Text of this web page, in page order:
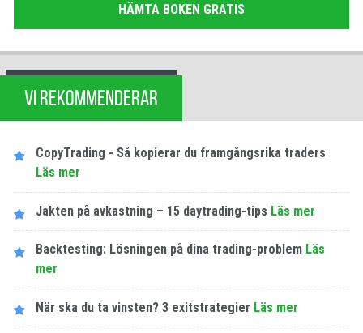
HÄMTA BOKEN GRATIS
VI REKOMMENDERAR
CopyTrading - Så kopierar du framgångsrika traders
Läs mer
Jakten på avkastning – 15 daytrading-tips Läs mer
Backtesting: Lösningen på dina trading-problem Läs
mer
När ska du ta vinsten? 3 exitstrategier Läs mer